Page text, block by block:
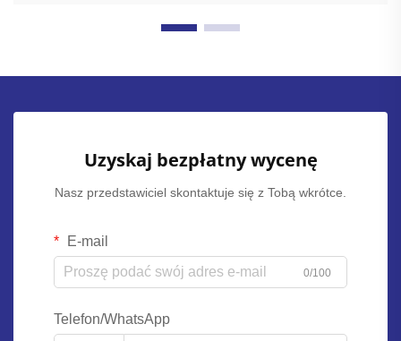
Uzyskaj bezpłatny wycenę
Nasz przedstawiciel skontaktuje się z Tobą wkrótce.
E-mail
0/100
Telefon/WhatsApp